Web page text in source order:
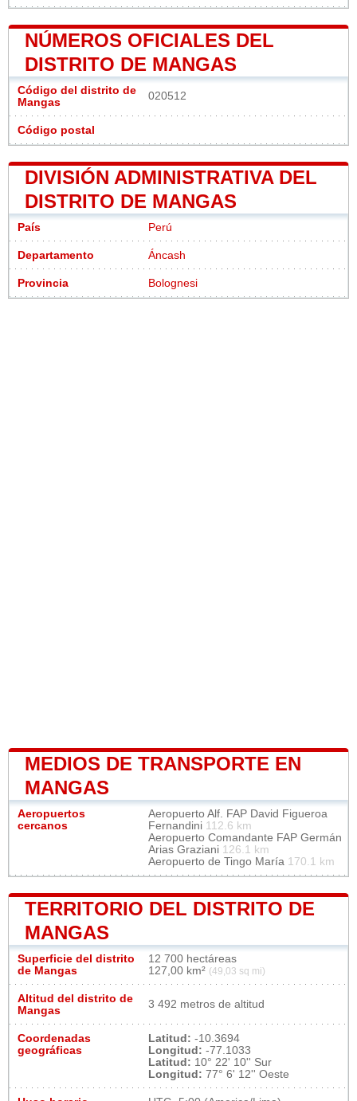
NÚMEROS OFICIALES DEL
DISTRITO DE MANGAS
Código del distrito de
Mangas
020512
Código postal
DIVISIÓN ADMINISTRATIVA DEL
DISTRITO DE MANGAS
País Perú
Departamento Áncash
Provincia Bolognesi
MEDIOS DE TRANSPORTE EN
MANGAS
Aeropuertos
cercanos
Aeropuerto Alf. FAP David Figueroa
Fernandini 112.6 km
Aeropuerto Comandante FAP Germán
Arias Graziani 126.1 km
Aeropuerto de Tingo María 170.1 km
TERRITORIO DEL DISTRITO DE
MANGAS
Superficie del distrito
de Mangas
12 700 hectáreas
127,00 km² (49,03 sq mi)
Altitud del distrito de
Mangas
3 492 metros de altitud
Coordenadas
geográficas
Latitud: -10.3694
Longitud: -77.1033
Latitud: 10° 22' 10'' Sur
Longitud: 77° 6' 12'' Oeste